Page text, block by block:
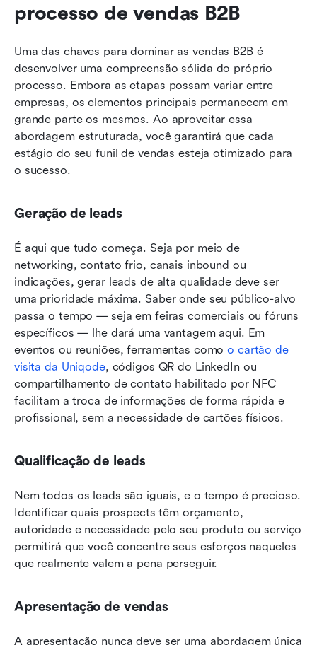
processo de vendas B2B
Uma das chaves para dominar as vendas B2B é
desenvolver uma compreensão sólida do próprio
processo. Embora as etapas possam variar entre
empresas, os elementos principais permanecem em
grande parte os mesmos. Ao aproveitar essa
abordagem estruturada, você garantirá que cada
estágio do seu funil de vendas esteja otimizado para
o sucesso.
Geração de leads
É aqui que tudo começa. Seja por meio de
networking, contato frio, canais inbound ou
indicações, gerar leads de alta qualidade deve ser
uma prioridade máxima. Saber onde seu público-alvo
passa o tempo — seja em feiras comerciais ou fóruns
específicos — lhe dará uma vantagem aqui. Em
eventos ou reuniões, ferramentas como o cartão de
visita da Uniqode, códigos QR do LinkedIn ou
compartilhamento de contato habilitado por NFC
facilitam a troca de informações de forma rápida e
profissional, sem a necessidade de cartões físicos.
Qualificação de leads
Nem todos os leads são iguais, e o tempo é precioso.
Identificar quais prospects têm orçamento,
autoridade e necessidade pelo seu produto ou serviço
permitirá que você concentre seus esforços naqueles
que realmente valem a pena perseguir.
Apresentação de vendas
A apresentação nunca deve ser uma abordagem única